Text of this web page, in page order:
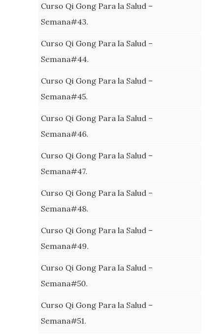
Curso Qi Gong Para la Salud –
Semana#43.
Curso Qi Gong Para la Salud –
Semana#44.
Curso Qi Gong Para la Salud –
Semana#45.
Curso Qi Gong Para la Salud –
Semana#46.
Curso Qi Gong Para la Salud –
Semana#47.
Curso Qi Gong Para la Salud –
Semana#48.
Curso Qi Gong Para la Salud –
Semana#49.
Curso Qi Gong Para la Salud –
Semana#50.
Curso Qi Gong Para la Salud –
Semana#51.